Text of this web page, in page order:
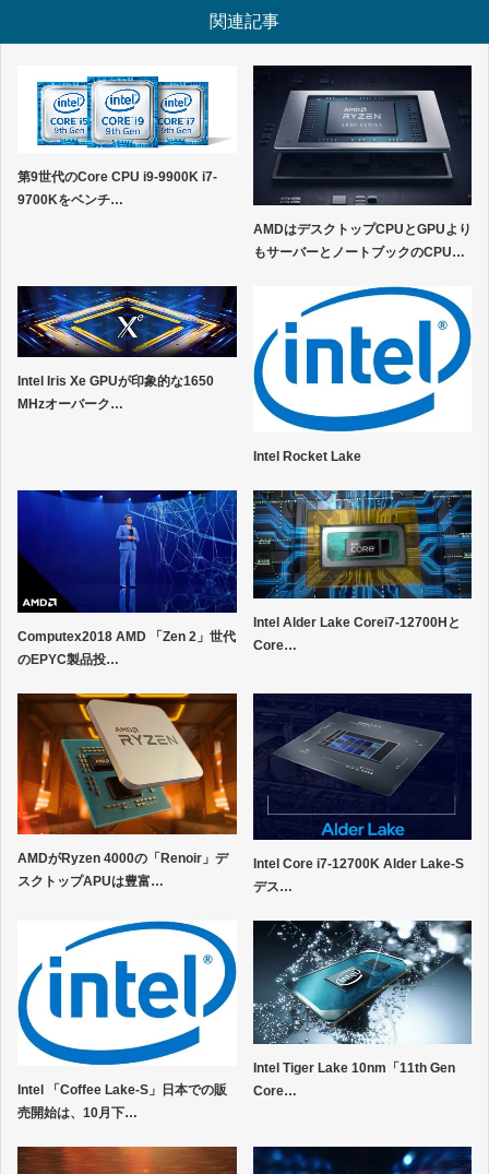
関連記事
第9世代のCore CPU i9-9900K i7-
9700Kをベンチ…
AMDはデスクトップCPUとGPUより
もサーバーとノートブックのCPU…
Intel Iris Xe GPUが印象的な1650
MHzオーバーク…
Intel Rocket Lake
Computex2018 AMD 「Zen 2」世代
のEPYC製品投…
Intel Alder Lake Corei7-12700Hと
Core…
AMDがRyzen 4000の「Renoir」デ
スクトップAPUは豊富…
Intel Core i7-12700K Alder Lake-S
デス…
Intel 「Coffee Lake-S」日本での販
売開始は、10月下…
Intel Tiger Lake 10nm「11th Gen
Core…